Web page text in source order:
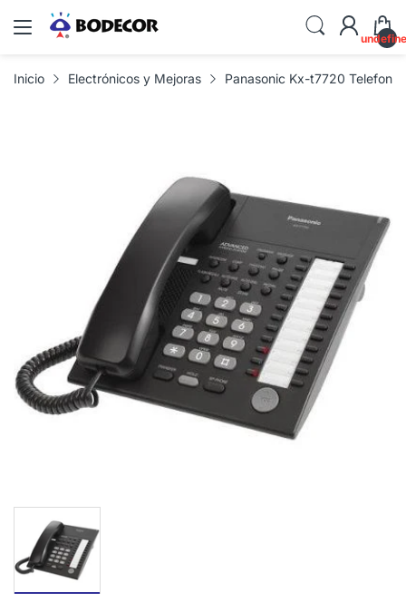
Inicio Electrónicos y Mejoras Panasonic Kx-t7720 Telefono